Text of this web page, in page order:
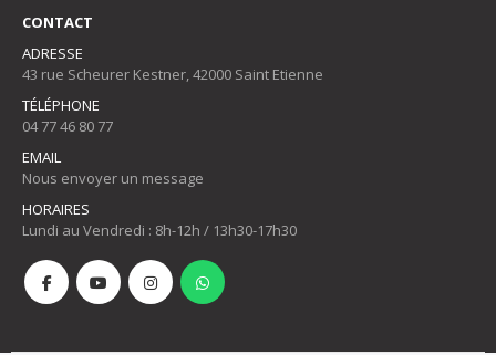
CONTACT
ADRESSE
43 rue Scheurer Kestner, 42000 Saint Etienne
TÉLÉPHONE
04 77 46 80 77
EMAIL
Nous envoyer un message
HORAIRES
Lundi au Vendredi : 8h-12h / 13h30-17h30